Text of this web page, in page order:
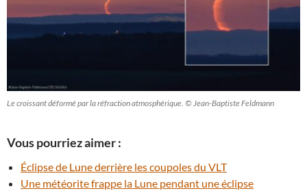
Le croissant déformé par la réfraction atmosphérique. © Jean-Baptiste Feldmann
Vous pourriez aimer :
Éclipse de Lune derrière les coupoles du VLT
Une météorite frappe la Lune pendant une éclipse